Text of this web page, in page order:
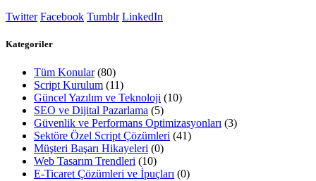
Twitter Facebook Tumblr LinkedIn
Kategoriler
Tüm Konular (80)
Script Kurulum (11)
Güncel Yazılım ve Teknoloji (10)
SEO ve Dijital Pazarlama (5)
Güvenlik ve Performans Optimizasyonları (3)
Sektöre Özel Script Çözümleri (41)
Müşteri Başarı Hikayeleri (0)
Web Tasarım Trendleri (10)
E-Ticaret Çözümleri ve İpuçları (0)